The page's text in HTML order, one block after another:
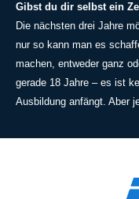
Gibst du dir selbst ein
Die nächsten drei Jahre
nur so kann man es
machen, entweder ganz
gerade 18 Jahre – es ist
Ausbildung anfängt. Aber